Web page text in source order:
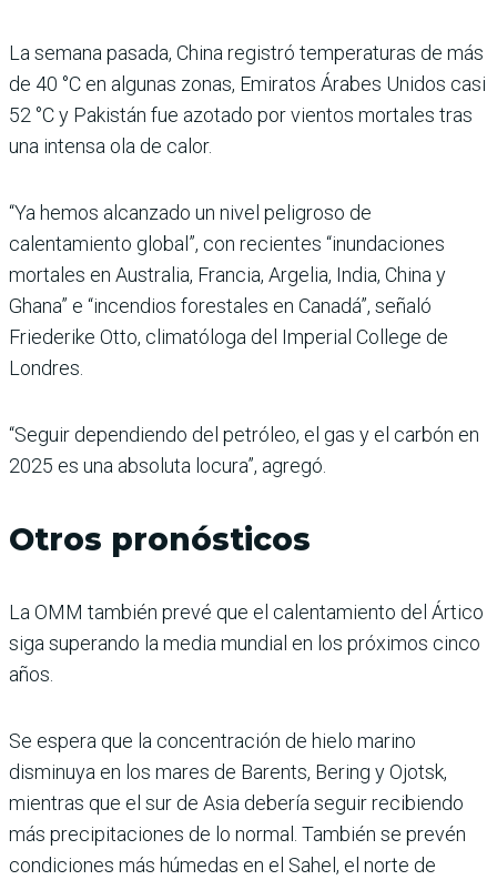
La semana pasada, China registró temperaturas de más
de 40 °C en algunas zonas, Emiratos Árabes Unidos casi
52 °C y Pakistán fue azotado por vientos mortales tras
una intensa ola de calor.
“Ya hemos alcanzado un nivel peligroso de
calentamiento global”, con recientes “inundaciones
mortales en Australia, Francia, Argelia, India, China y
Ghana” e “incendios forestales en Canadá”, señaló
Friederike Otto, climatóloga del Imperial College de
Londres.
“Seguir dependiendo del petróleo, el gas y el carbón en
2025 es una absoluta locura”, agregó.
Otros pronósticos
La OMM también prevé que el calentamiento del Ártico
siga superando la media mundial en los próximos cinco
años.
Se espera que la concentración de hielo marino
disminuya en los mares de Barents, Bering y Ojotsk,
mientras que el sur de Asia debería seguir recibiendo
más precipitaciones de lo normal. También se prevén
condiciones más húmedas en el Sahel, el norte de